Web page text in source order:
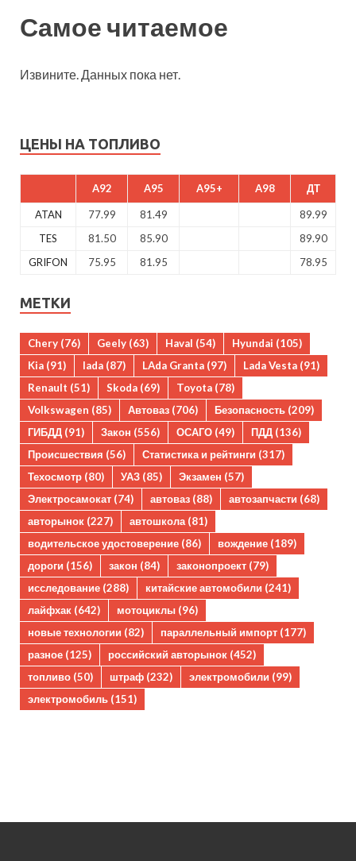
Самое читаемое
Извините. Данных пока нет.
ЦЕНЫ НА ТОПЛИВО
A92 A95 A95+ A98 ДТ
ATAN 77.99 81.49
89.99
TES
81.50 85.90
89.90
GRIFON
75.95 81.95 78.95
МЕТКИ
Chery (76) Geely (63) Haval (54) Hyundai (105)
Kia (91) lada (87) LAda Granta (97) Lada Vesta (91)
Renault (51) Skoda (69) Toyota (78)
Volkswagen (85) Автоваз (706) Безопасность (209)
ГИБДД (91) Закон (556) ОСАГО (49) ПДД (136)
Происшествия (56) Статистика и рейтинги (317)
Техосмотр (80) УАЗ (85) Экзамен (57)
Электросамокат (74) автоваз (88) автозапчасти (68)
авторынок (227) автошкола(81)
водительское удостоверение (86) вождение (189)
дороги (156) закон (84) законопроект (79)
исследование (288) китайские автомобили (241)
лайфхак (642) мотоциклы (96)
новые технологии (82) параллельный импорт (177)
разное (125) российский авторынок (452)
топливо (50) штраф (232) электромобили (99)
электромобиль (151)